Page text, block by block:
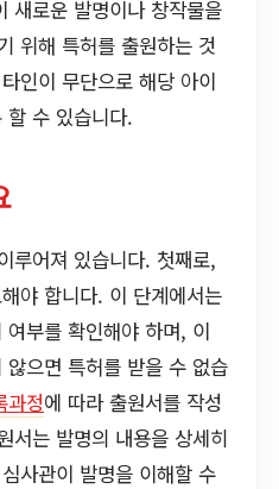
새로운 발명이나 창작물을
위해 특허를 출원하는 것
인이 무단으로 해당 아이
할 수 있습니다.
루어져 있습니다. 첫째로,
야 합니다. 이 단계에서는
부를 확인해야 하며, 이
으면 특허를 받을 수 없습
과정에 따라 출원서를 작성
서는 발명의 내용을 상세히
사관이 발명을 이해할 수